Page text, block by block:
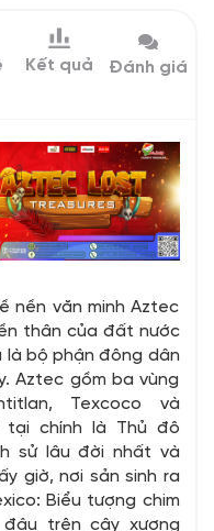
Kết quả Đánh giá
nền văn minh Aztec
thân của đất nước
là bộ phận đông dân
Aztec gồm ba vùng
Texcoco và
tại chính là Thủ đô
sử lâu đời nhất và
giờ, nơi sản sinh ra
Biểu tượng chim
trên cây xương